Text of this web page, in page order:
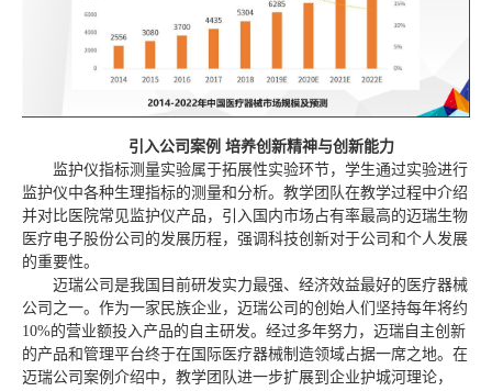
引入公司案例 培养创新精神与创新能力
监护仪指标测量实验属于拓展性实验环节，学生通过实验进行
监护仪中各种生理指标的测量和分析。教学团队在教学过程中介绍
并对比医院常见监护仪产品，引入国内市场占有率最高的迈瑞生物
医疗电子股份公司的发展历程，强调科技创新对于公司和个人发展
的重要性。
迈瑞公司是我国目前研发实力最强、经济效益最好的医疗器械
公司之一。作为一家民族企业，迈瑞公司的创始人们坚持每年将约
10%的营业额投入产品的自主研发。经过多年努力，迈瑞自主创新
的产品和管理平台终于在国际医疗器械制造领域占据一席之地。在
迈瑞公司案例介绍中，教学团队进一步扩展到企业护城河理论，